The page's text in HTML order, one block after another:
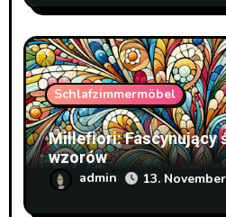
Schlafzimmermöbel
Millefiori: Fascynujący
wzorów
admin 13.